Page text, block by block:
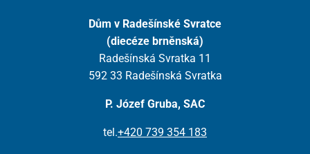
Dům v Radešínské Svratce
(diecéze brněnská)
Radešínská Svratka 11
592 33 Radešínská Svratka
P. Józef Gruba, SAC
tel.+420 739 354 183